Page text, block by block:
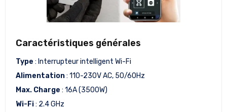
Caractéristiques générales
Type : Interrupteur intelligent Wi-Fi
Alimentation: 110-230V AC, 50/60Hz
Max. Charge : 16A (3500W)
Wi-Fi: 2.4 GHz